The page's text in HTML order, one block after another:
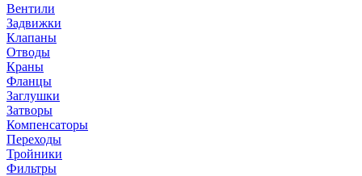
Вентили
Задвижки
Клапаны
Отводы
Краны
Фланцы
Заглушки
Затворы
Компенсаторы
Переходы
Тройники
Фильтры